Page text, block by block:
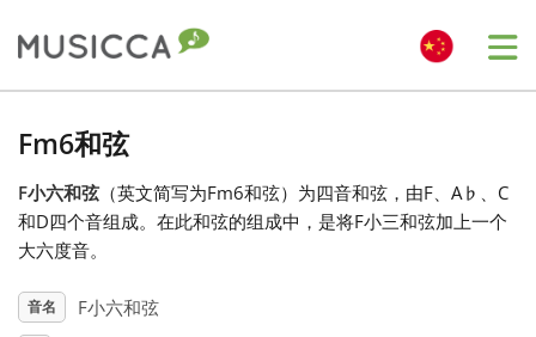
Български
Fm6和弦
F小六和弦 （英文简写为Fm6和弦）为四音和弦，由F、A♭ 、C
和D四个音组成。在此和弦的组成中，是将F小三和弦加上一个
大六度音。
音名 F小六和弦